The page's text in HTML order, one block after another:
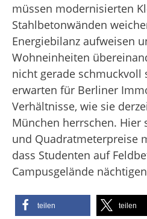
müssen modernisierten
Stahlbetonwänden
Energiebilanz aufweisen
Wohneinheiten
nicht gerade schmuckvoll
erwarten für Berliner
Verhältnisse, wie sie
München herrschen. Hier
und Quadratmeterpreise
dass Studenten auf
Campusgelände
teilen teilen